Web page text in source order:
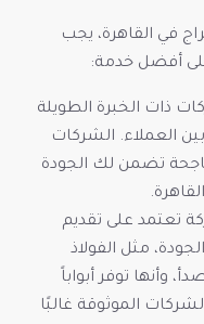
في القاهرة، يجب
أفضل خدمة:
ذات الخبرة الطويلة
العملاء. الشركات
تضمن لك الجودة
تعتمد على تقديم
مثل الفولاذ
وأنها توفر أبواباً
الموثوقة غالبًا